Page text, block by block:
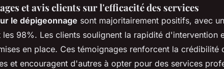
et avis clients sur l'efficacité des services
le dépigeonnage sont majoritairement positifs, avec
les 98%. Les clients soulignent la rapidité d'intervention
en place. Ces témoignages renforcent la crédibilité
et encouragent d'autres à opter pour des services